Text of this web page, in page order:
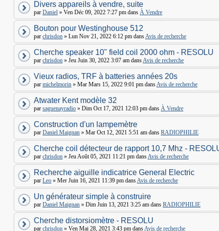
Divers appareils à vendre, suite
par Daniel » Ven Déc 09, 2022 7:27 pm dans À Vendre
Bouton pour Westinghouse 512
par chrisdon » Lun Nov 21, 2022 6:12 pm dansAvis de recherche
Cherche speaker 10" field coil 2000 ohm - RESOLU
par chrisdon » Jeu Juin 30, 2022 3:07 am dansAvis de recherche
Vieux radios, TRF à batteries années 20s
par michelmorin » Mar Mars 15, 2022 9:01 pm dansAvis de recherche
Atwater Kent modèle 32
par saguenayradio » Dim Oct 17, 2021 12:03 pm dans À Vendre
Construction d'un lampemètre
par Daniel Maignan » Mar Oct 12, 2021 5:51 am dans RADIOPHILIE
Cherche coil détecteur de rapport 10,7 Mhz -
par chrisdon » Jeu Août 05, 2021 11:21 pm dansAvis de recherche
Recherche aiguille indicatrice General Electric
par Leo » Mer Juin 16, 2021 11:39 pm dansAvis de recherche
Un générateur simple à construire
par Daniel Maignan » Dim Juin 13, 2021 3:25 am dans RADIOPHILIE
Cherche distorsiomètre - RESOLU
par chrisdon » Ven Mai 28, 2021 3:43 pm dansAvis de recherche